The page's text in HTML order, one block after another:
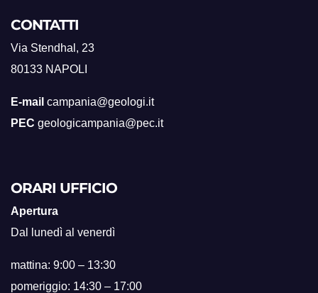
CONTATTI
Via Stendhal, 23
80133 NAPOLI
E-mail campania@geologi.it
PEC geologicampania@pec.it
ORARI UFFICIO
Apertura
Dal lunedì al venerdì
mattina: 9:00 – 13:30
pomeriggio: 14:30 – 17:00